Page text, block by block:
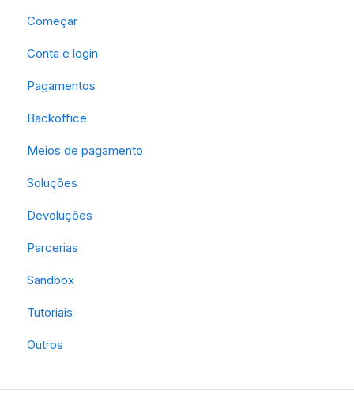
Começar
Conta e login
Pagamentos
Backoffice
Meios de pagamento
Soluções
Devoluções
Parcerias
Sandbox
Tutoriais
Outros